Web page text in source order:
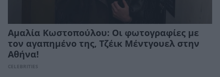
Αμαλία Κωστοπούλου: Οι φωτογραφίες με
τον αγαπημένο της, Τζέικ Μέντγουελ στην
Αθήνα!
CELEBRITIES